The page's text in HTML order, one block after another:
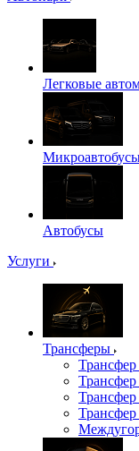
Легковые
Автобусы
Услуги
Трансферы